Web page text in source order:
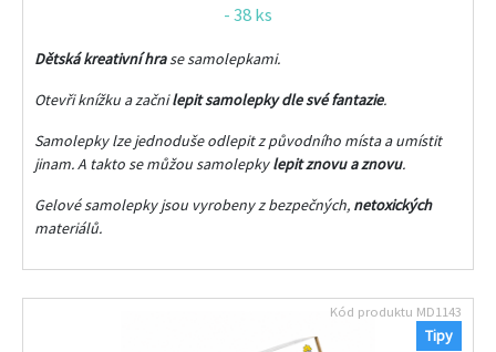
- 38 ks
Dětská kreativní hrase samolepkami.
Otevři knížku a začnilepit samolepky dle své fantazie.
Samolepky lze jednoduše odlepit z původního místa a umístit
jinam. A takto se můžou samolepkylepit znovu a znovu.
Gelové samolepky jsou vyrobeny z bezpečných, netoxických
materiálů.
Tipy
Kód produktu MD1143